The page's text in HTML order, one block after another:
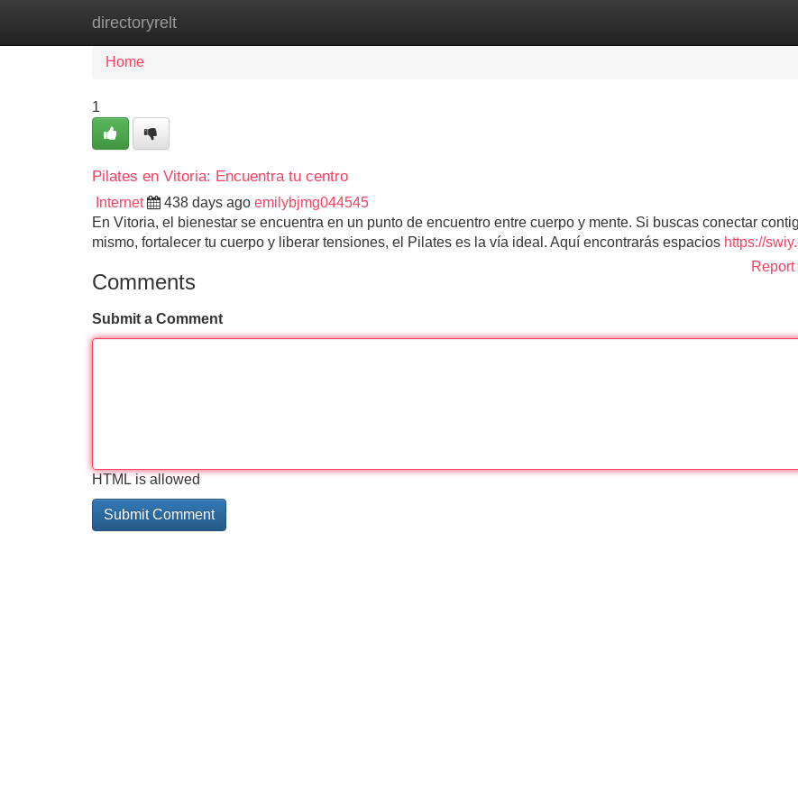
directoryrelt
Home
Home
1
Pilates en Vitoria: Encuentra tu centro
Internet 438 days ago emilybjmg044545
En Vitoria, el bienestar se encuentra en un punto de encuentro entre cuerpo y mente. Si buscas conectar
mismo, fortalecer tu cuerpo y liberar tensiones, el Pilates es la vía ideal. Aquí encontrarás espacios https://
Comments
Submit a Comment
HTML is allowed